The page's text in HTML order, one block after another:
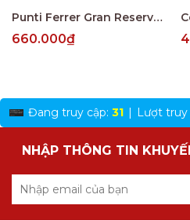
Punti Ferrer Gran Reserva Cabernet Sauvignon
660.000₫
Đang truy cập: 31 | Lượt truy
NHẬP THÔNG TIN